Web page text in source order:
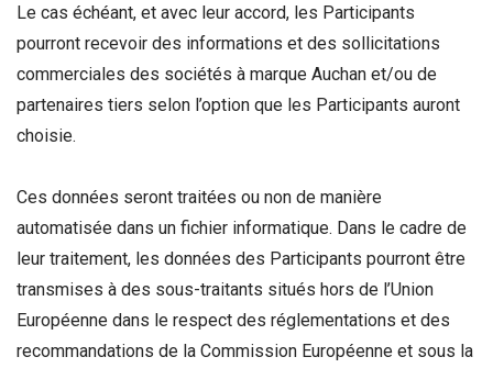
Le cas échéant, et avec leur accord, les Participants
pourront recevoir des informations et des sollicitations
commerciales des sociétés à marque Auchan et/ou de
partenaires tiers selon l’option que les Participants auront
choisie.
Ces données seront traitées ou non de manière
automatisée dans un fichier informatique. Dans le cadre de
leur traitement, les données des Participants pourront être
transmises à des sous-traitants situés hors de l’Union
Européenne dans le respect des réglementations et des
recommandations de la Commission Européenne et sous la